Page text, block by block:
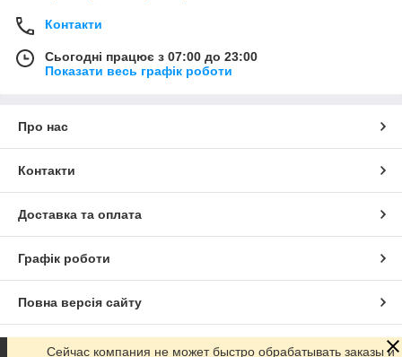
Контакти
Сьогодні працює з 07:00 до 23:00
Показати весь графік роботи
Про нас
Контакти
Доставка та оплата
Графік роботи
Повна версія сайту
Сайт створено на маркетплейсі Prom.ua
Сейчас компания не может быстро обрабатывать заказы и